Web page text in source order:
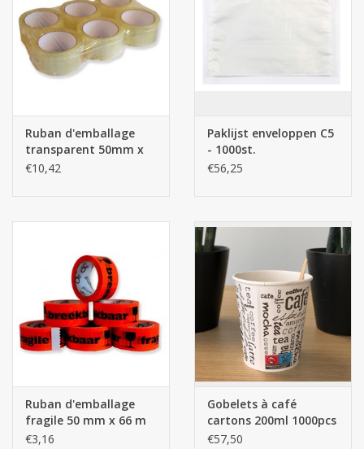
Ruban d'emballage
transparent 50mm x
66m (6 rouleaux)
€10,42
Paklijst enveloppen C5
- 1000st.
€56,25
Ruban d'emballage
fragile 50 mm x 66 m
(6 rouleaux)
€3,16
Gobelets à café
cartons 200ml 1000pcs
€57,50